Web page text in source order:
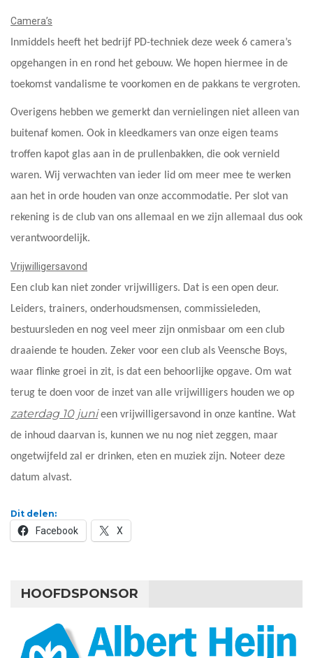
Camera’s
Inmiddels heeft het bedrijf PD-techniek deze week 6 camera’s
opgehangen in en rond het gebouw. We hopen hiermee in de
toekomst vandalisme te voorkomen en de pakkans te vergroten.
Overigens hebben we gemerkt dan vernielingen niet alleen van
buitenaf komen. Ook in kleedkamers van onze eigen teams
troffen kapot glas aan in de prullenbakken, die ook vernield
waren. Wij verwachten van ieder lid om meer mee te werken
aan het in orde houden van onze accommodatie. Per slot van
rekening is de club van ons allemaal en we zijn allemaal dus ook
verantwoordelijk.
Vrijwilligersavond
Een club kan niet zonder vrijwilligers. Dat is een open deur.
Leiders, trainers, onderhoudsmensen, commissieleden,
bestuursleden en nog veel meer zijn onmisbaar om een club
draaiende te houden. Zeker voor een club als Veensche Boys,
waar flinke groei in zit, is dat een behoorlijke opgave. Om wat
terug te doen voor de inzet van alle vrijwilligers houden we op
zaterdag 10 junieen vrijwilligersavond in onze kantine. Wat
de inhoud daarvan is, kunnen we nu nog niet zeggen, maar
ongetwijfeld zal er drinken, eten en muziek zijn. Noteer deze
datum alvast.
Dit delen:
Facebook X
HOOFDSPONSOR